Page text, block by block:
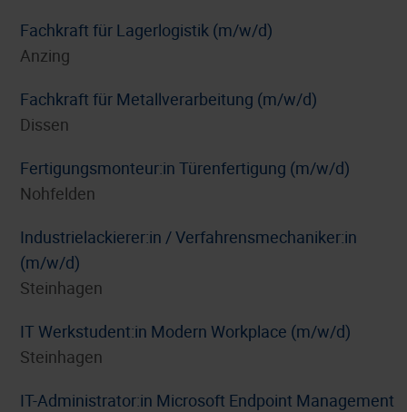
Fachkraft für Lagerlogistik (m/w/d)
Anzing
Fachkraft für Metallverarbeitung (m/w/d)
Dissen
Fertigungsmonteur:in Türenfertigung (m/w/d)
Nohfelden
Industrielackierer:in / Verfahrensmechaniker:in
(m/w/d)
Steinhagen
IT Werkstudent:in Modern Workplace (m/w/d)
Steinhagen
IT-Administrator:in Microsoft Endpoint Management